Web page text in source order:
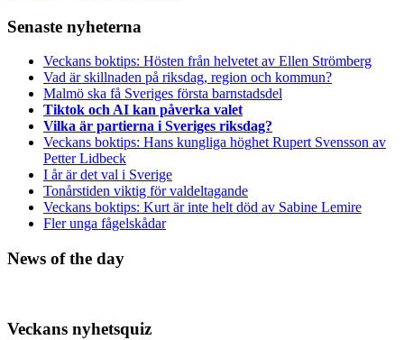
Senaste nyheterna
Veckans boktips: Hösten från helvetet av Ellen Strömberg
Vad är skillnaden på riksdag, region och kommun?
Malmö ska få Sveriges första barnstadsdel
Tiktok och AI kan påverka valet
Vilka är partierna i Sveriges riksdag?
Veckans boktips: Hans kungliga höghet Rupert Svensson av
Petter Lidbeck
I år är det val i Sverige
Tonårstiden viktig för valdeltagande
Veckans boktips: Kurt är inte helt död av Sabine Lemire
Fler unga fågelskådar
News of the day
Veckans nyhetsquiz